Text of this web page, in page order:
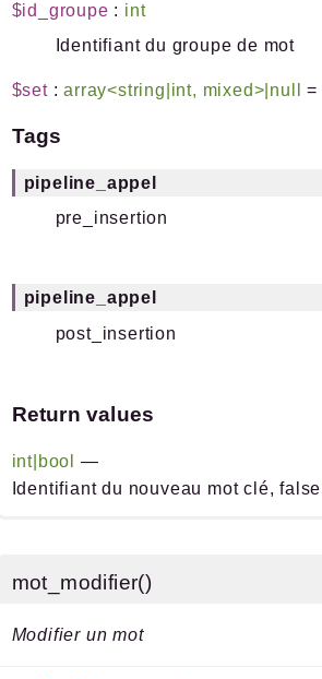
$id_groupe : int
Identifiant du groupe de mot
$set:array<string|int, mixed>|null =
Tags
pipeline_appel
pre_insertion
pipeline_appel
post_insertion
Return values
int|bool
—
Identifiant du nouveau mot clé,
mot_modifier()
Modifier un mot